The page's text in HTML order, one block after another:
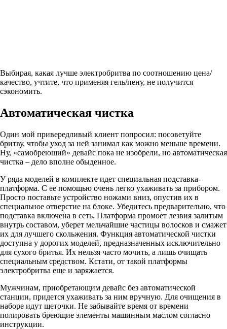
Выбирая, какая лучше электробритва по соотношению цена/
качество, учтите, что применяя гель/пену, не получится
сэкономить.
Автоматическая чистка
Один мой привередливый клиент попросил: посоветуйте
бритву, чтобы уход за ней занимал как можно меньше времени.
Ну, «самобреющий» девайс пока не изобрели, но автоматическая
чистка – дело вполне обыденное.
У ряда моделей в комплекте идет специальная подставка-
платформа. С ее помощью очень легко ухаживать за прибором.
Просто поставьте устройство ножами вниз, опустив их в
специальное отверстие на блоке. Убедитесь предварительно, что
подставка включена в сеть. Платформа промоет лезвия залитым
внутрь составом, уберет мельчайшие частицы волосков и смажет
их для лучшего скольжения. Функция автоматической чистки
доступна у дорогих моделей, предназначенных исключительно
для сухого бритья. Их нельзя часто мочить, а лишь очищать
специальным средством. Кстати, от такой платформы
электробритва еще и заряжается.
Мужчинам, приобретающим девайс без автоматической
станции, придется ухаживать за ним вручную. Для очищения в
наборе идут щеточки. Не забывайте время от времени
полировать бреющие элементы машинным маслом согласно
инструкции.